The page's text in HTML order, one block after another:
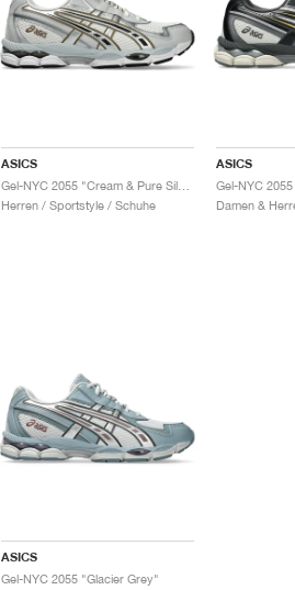
ASICS
Gel-NYC 2055 "Cream & Pure Silver"
Herren / Sportstyle / Schuhe
ASICS
ASICS
Gel-NYC 2055 "Glacier Grey"